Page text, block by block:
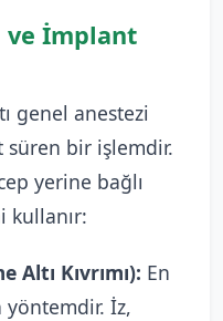
ve İmplant
genel anestezi
süren bir işlemdir.
yerine bağlı
kullanır:
Kıvrımı): En
yöntemdir. İz,